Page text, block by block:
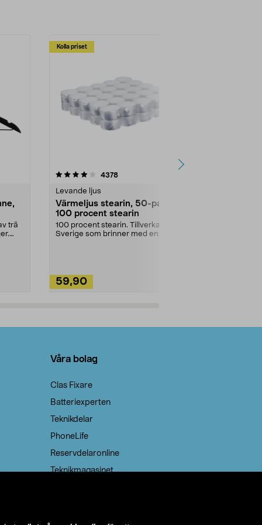
trä
Kolla priset
4378recensioner
Levande ljus
Värmeljus stearin, 50-pack,
100 procent stearin
100 procent stearin. Tillverkade i
Sverige som brinner med en
59,90
4.5av 5 stjärnor
Våra bolag
Clas Fixare
Batteriexperten
Teknikdelar
PhoneLife
Reservdelaronline
Teknikmagasinet